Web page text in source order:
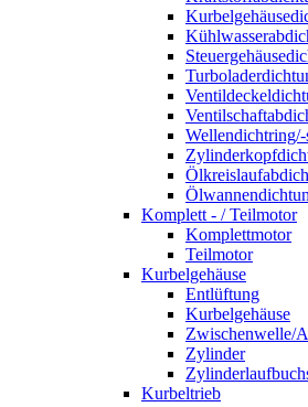
Wellendichtring/-
Komplett - / Teilmotor
Komplettmotor
Teilmotor
Kurbelgehäuse
Entlüftung
Kurbelgehäuse
Zwischenwelle/
Zylinder
Kurbeltrieb